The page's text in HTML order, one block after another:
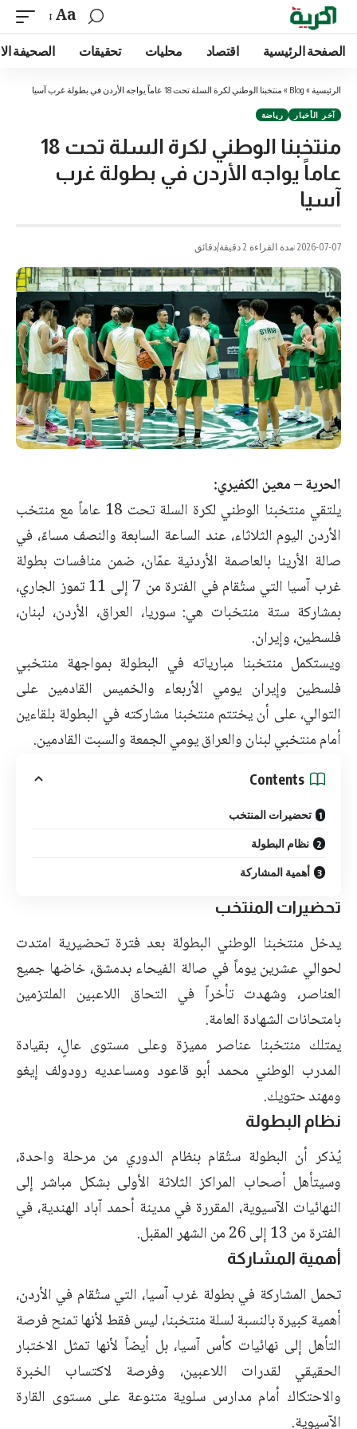
Aa
الصفحة الرئيسية اقتصاد محليات تحقيقات الصحيفة
الرئيسية »
Blog
» منتخبنا الوطني لكرة السلة تحت 18 عاماً يواجه الأردن في بطولة غرب آسيا
آخر الأخبار رياضة
منتخبنا الوطني لكرة السلة تحت 18
عاماً يواجه الأردن في بطولة غرب
آسيا
2026-07-07 مدة القراءة 2 دقيقة/دقائق
الحرية – معين الكفيري:
يلتقي منتخبنا الوطني لكرة السلة تحت 18 عاماً مع منتخب
الأردن اليوم الثلاثاء، عند الساعة السابعة والنصف مساءً، في
صالة الأرينا بالعاصمة الأردنية عمّان، ضمن منافسات بطولة
غرب آسيا التي ستُقام في الفترة من 7 إلى 11 تموز الجاري،
بمشاركة ستة منتخبات هي: سوريا، العراق، الأردن، لبنان،
فلسطين، وإيران.
ويستكمل منتخبنا مبارياته في البطولة بمواجهة منتخبي
فلسطين وإيران يومي الأربعاء والخميس القادمين على
التوالي، على أن يختتم منتخبنا مشاركته في البطولة بلقاءين
أمام منتخبي لبنان والعراق يومي الجمعة والسبت القادمين.
Contents
تحضيرات المنتخب
نظام البطولة
أهمية المشاركة
تحضيرات المنتخب
يدخل منتخبنا الوطني البطولة بعد فترة تحضيرية امتدت
لحوالي عشرين يوماً في صالة الفيحاء بدمشق، خاضها جميع
العناصر، وشهدت تأخراً في التحاق اللاعبين الملتزمين
بامتحانات الشهادة العامة.
يمتلك منتخبنا عناصر مميزة وعلى مستوى عالٍ، بقيادة
المدرب الوطني محمد أبو قاعود ومساعديه رودولف إيغو
ومهند حتويك.
نظام البطولة
يُذكر أن البطولة ستُقام بنظام الدوري من مرحلة واحدة،
وسيتأهل أصحاب المراكز الثلاثة الأولى بشكل مباشر إلى
النهائيات الآسيوية، المقررة في مدينة أحمد آباد الهندية، في
الفترة من 13 إلى 26 من الشهر المقبل.
أهمية المشاركة
تحمل المشاركة في بطولة غرب آسيا، التي ستُقام في الأردن،
أهمية كبيرة بالنسبة لسلة منتخبنا، ليس فقط لأنها تمنح فرصة
التأهل إلى نهائيات كأس آسيا، بل أيضاً لأنها تمثل الاختبار
الحقيقي لقدرات اللاعبين، وفرصة لاكتساب الخبرة
والاحتكاك أمام مدارس سلوية متنوعة على مستوى القارة
الآسيوية.